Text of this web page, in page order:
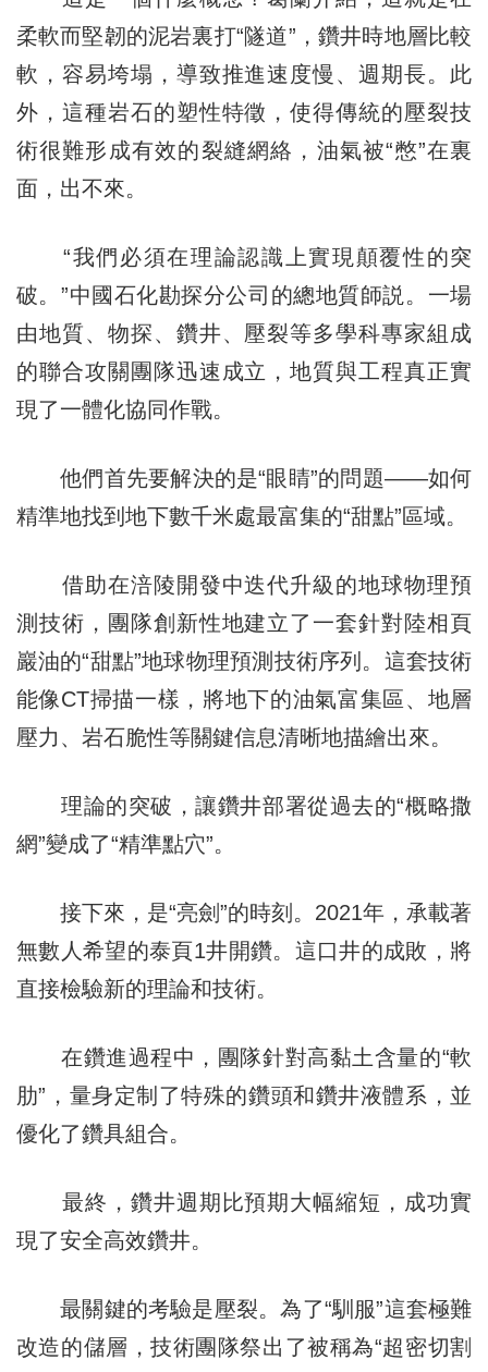
柔軟而堅韌的泥岩裏打“隧道”，鑽井時地層比較
軟，容易垮塌，導致推進速度慢、週期長。此
外，這種岩石的塑性特徵，使得傳統的壓裂技
術很難形成有效的裂縫網絡，油氣被“憋”在裏
面，出不來。
“我們必須在理論認識上實現顛覆性的突
破。”中國石化勘探分公司的總地質師説。一場
由地質、物探、鑽井、壓裂等多學科專家組成
的聯合攻關團隊迅速成立，地質與工程真正實
現了一體化協同作戰。
他們首先要解決的是“眼睛”的問題——如何
精準地找到地下數千米處最富集的“甜點”區域。
借助在涪陵開發中迭代升級的地球物理預
測技術，團隊創新性地建立了一套針對陸相頁
巖油的“甜點”地球物理預測技術序列。這套技術
能像CT掃描一樣，將地下的油氣富集區、地層
壓力、岩石脆性等關鍵信息清晰地描繪出來。
理論的突破，讓鑽井部署從過去的“概略撒
網”變成了“精準點穴”。
接下來，是“亮劍”的時刻。2021年，承載著
無數人希望的泰頁1井開鑽。這口井的成敗，將
直接檢驗新的理論和技術。
在鑽進過程中，團隊針對高黏土含量的“軟
肋”，量身定制了特殊的鑽頭和鑽井液體系，並
優化了鑽具組合。
最終，鑽井週期比預期大幅縮短，成功實
現了安全高效鑽井。
最關鍵的考驗是壓裂。為了“馴服”這套極難
改造的儲層，技術團隊祭出了被稱為“超密切割